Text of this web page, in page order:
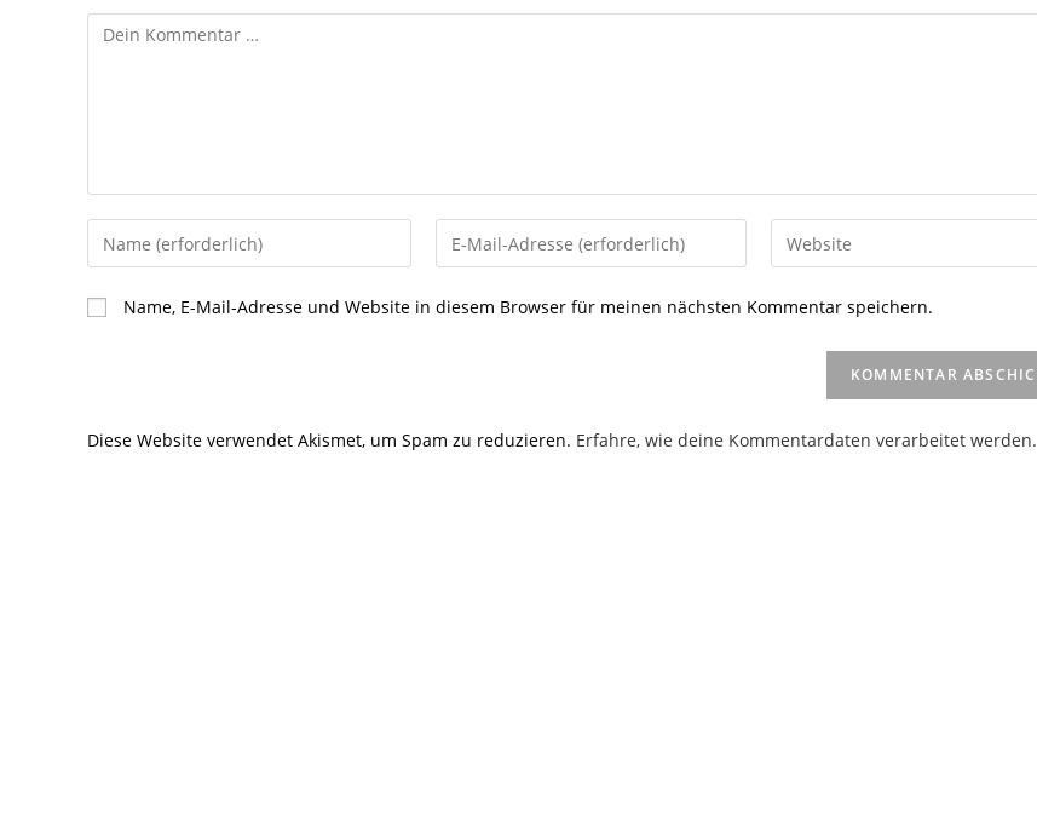
Kommentar
Gib
deinen
Namen
oder
ein
Gib
deine
ein
Gib
deine
Name, E-Mail-Adresse und Website in diesem Browser für meinen nächsten Kommentar speichern.
Diese Website verwendet Akismet, um Spam zu reduzieren. Erfahre, wie deine Kommentardaten verarbeitet werden.